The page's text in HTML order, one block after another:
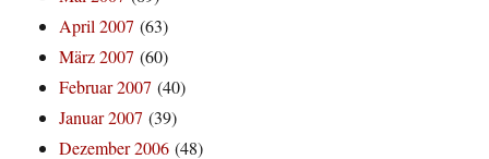
April 2007 (63)
März 2007 (60)
Februar 2007 (40)
Januar 2007 (39)
Dezember 2006 (48)